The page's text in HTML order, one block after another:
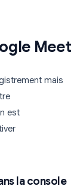
Meet
mais
est
la console